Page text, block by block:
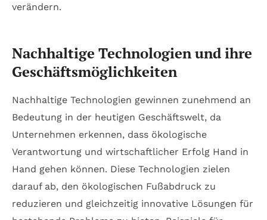
verändern.
Nachhaltige Technologien und ihre
Geschäftsmöglichkeiten
Nachhaltige Technologien gewinnen zunehmend an
Bedeutung in der heutigen Geschäftswelt, da
Unternehmen erkennen, dass ökologische
Verantwortung und wirtschaftlicher Erfolg Hand in
Hand gehen können. Diese Technologien zielen
darauf ab, den ökologischen Fußabdruck zu
reduzieren und gleichzeitig innovative Lösungen für